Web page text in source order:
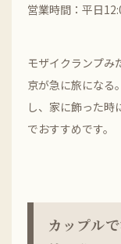
営業時間：平日
モザイクランプみ
京が急に旅になる
し、家に飾った時
でおすすめです。
カップル